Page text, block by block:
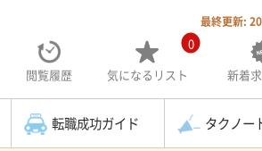
最終更新:
新着
閲覧履歴
0
気になる リスト
転職成功ガイド タクノー